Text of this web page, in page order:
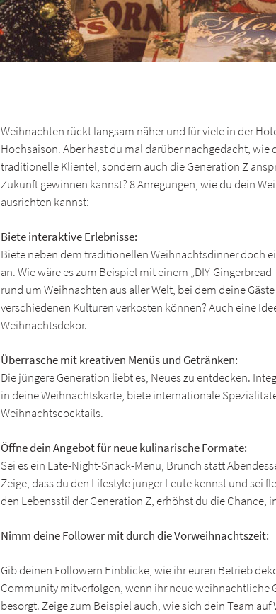
Weihnachten rückt langsam näher und für viele in der
Hochsaison. Aber hast du mal darüber nachgedacht, wie
traditionelle Klientel, sondern auch die Generation Z
Zukunft gewinnen kannst? 8 Anregungen, wie du dein
ausrichten kannst:
Biete interaktive Erlebnisse:
Biete neben dem traditionellen Weihnachtsdinner doch
an. Wie wäre es zum Beispiel mit einem „DIY-
rund um Weihnachten aus aller Welt, bei dem deine
verschiedenen Kulturen verkosten können? Auch eine
Weihnachtsdekor.
Überrasche mit kreativen Menüs und Getränken:
Die jüngere Generation liebt es, Neues zu entdecken.
in deine Weihnachtskarte, biete internationale
Weihnachtscocktails.
Öffne dein Angebot für neue kulinarische Formate:
Sei es ein Late-Night-Snack-Menü, Brunch statt
Zeige, dass du den Lifestyle junger Leute kennst und sei
den Lebensstil der Generation Z, erhöhst du die Chance,
Nimm deine Follower mit durch die Vorweihnachtszeit:
Gib deinen Followern Einblicke, wie ihr euren Betrieb
Community mitverfolgen, wenn ihr neue weihnachtliche
besorgt. Zeige zum Beispiel auch, wie sich dein Team